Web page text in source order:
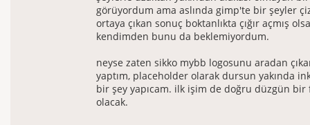
görüyordum ama aslında gimp'te bir şeyler
ortaya çıkan sonuç boktanlıkta çığır açmış
kendimden bunu da beklemiyordum.
neyse zaten sikko mybb logosunu aradan
yaptım, placeholder olarak dursun yakında
bir şey yapıcam. ilk işim de doğru düzgün bir
olacak.